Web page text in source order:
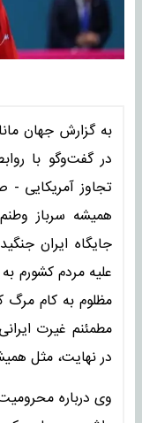
به گزارش جهان
در گفت‌وگو با
تجاوز آمریکایی -
همیشه سرباز
جایگاه ایران
علیه مردم کشورم
مظلوم به کام مرگ
مطمئنم غیرت
در نهایت، مثل
وی درباره